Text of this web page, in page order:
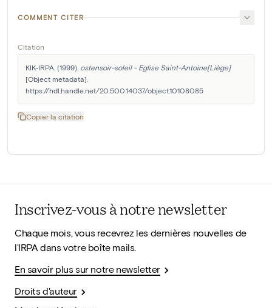
COMMENT CITER
Citation
KIK-IRPA. (1999). ostensoir-soleil - Eglise Saint-Antoine[Liège]
[Object metadata].
https://hdl.handle.net/20.500.14037/object.10108085
Copier la citation
Inscrivez-vous à notre newsletter
Chaque mois, vous recevrez les dernières nouvelles de
l'IRPA dans votre boîte mails.
En savoir plus sur notre newsletter
Droits d'auteur